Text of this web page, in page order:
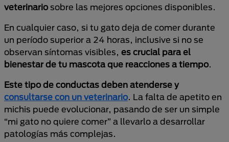
veterinario sobre las mejores opciones disponibles.
En cualquier caso, si tu gato deja de comer durante
un período superior a 24 horas, inclusive si no se
observan síntomas visibles, es crucial para el
bienestar de tu mascota que reacciones a tiempo.
Este tipo de conductas deben atenderse y
consultarse con un veterinario. La falta de apetito en
michis puede evolucionar, pasando de ser un simple
“mi gato no quiere comer” a llevarlo a desarrollar
patologías más complejas.